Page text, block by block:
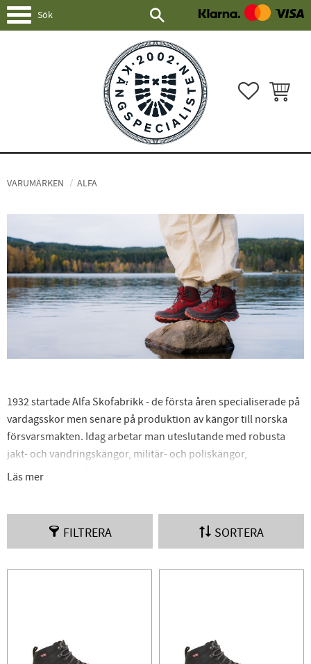
Meny
FAVORITER
VARUMÄRKEN ALFA
1932 startade Alfa Skofabrikk - de första åren specialiserade på
vardagsskor men senare på produktion av kängor till norska
försvarsmakten. Idag arbetar man uteslutande med robusta
jakt- och vandringskängor, militär- och poliskängor,
längdpjäxor och fritidsskor.
Läs mer
FILTRERA SORTERA